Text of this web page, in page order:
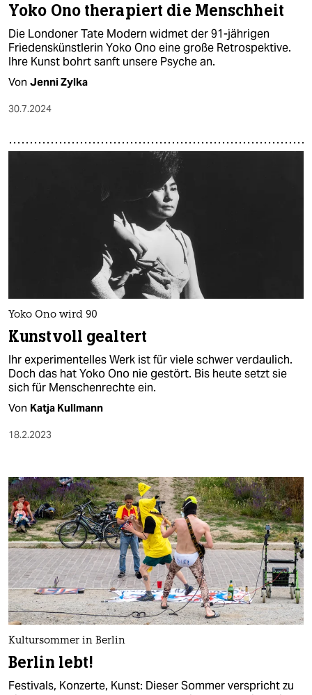
Yoko Ono therapiert die Menschheit
Die Londoner Tate Modern widmet der 91-jährigen
Friedenskünstlerin Yoko Ono eine große Retrospektive.
Ihre Kunst bohrt sanft unsere Psyche an.
Von Jenni Zylka
30.7.2024
Yoko Ono wird 90
Kunstvoll gealtert
Ihr experimentelles Werk ist für viele schwer verdaulich.
Doch das hat Yoko Ono nie gestört. Bis heute setzt sie
sich für Menschenrechte ein.
Von Katja Kullmann
18.2.2023
Kultursommer in Berlin
Berlin lebt!
Festivals, Konzerte, Kunst: Dieser Sommer verspricht zu